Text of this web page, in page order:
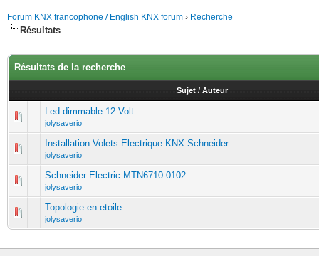
Forum KNX francophone / English KNX forum › Recherche
Résultats
Résultats de la recherche
Sujet / Auteur
Led dimmable 12 Volt
jolysaverio
Installation Volets Electrique KNX Schneider
jolysaverio
Schneider Electric MTN6710-0102
jolysaverio
Topologie en etoile
jolysaverio